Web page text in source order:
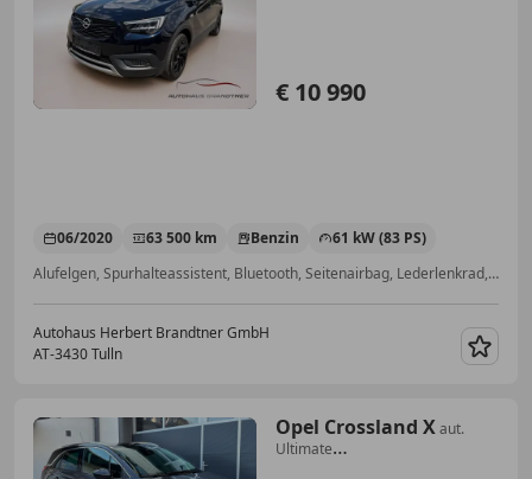
€ 10 990
06/2020 63 500 km Benzin
61 kW (83 PS)
Alufelgen, Spurhalteassistent, Bluetooth, Seitenairbag, Lederlenkrad, Bordcomputer, Reifendruckkontrollsystem, Verkehrszeichenerkennung
Autohaus Herbert Brandtner GmbH
AT-3430 Tulln
Opel Crossland Xaut.
Ultimate